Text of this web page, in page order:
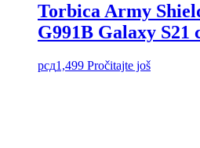
Torbica Army
G991B Galaxy S21
рсд1,499 Pročitajte još